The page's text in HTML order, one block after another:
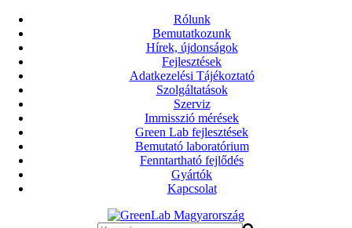
Rólunk
Bemutatkozunk
Hírek, újdonságok
Fejlesztések
Adatkezelési Tájékoztató
Szolgáltatások
Szerviz
Immisszió mérések
Green Lab fejlesztések
Bemutató laboratórium
Fenntartható fejlődés
Gyártók
Kapcsolat